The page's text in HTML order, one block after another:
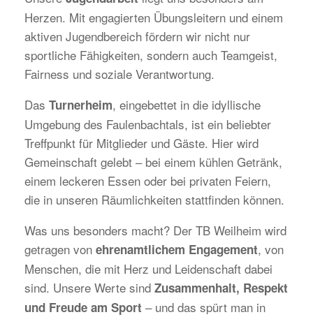
Herzen. Mit engagierten Übungsleitern und einem
aktiven Jugendbereich fördern wir nicht nur
sportliche Fähigkeiten, sondern auch Teamgeist,
Fairness und soziale Verantwortung.
Das Turnerheim, eingebettet in die idyllische
Umgebung des Faulenbachtals, ist ein beliebter
Treffpunkt für Mitglieder und Gäste. Hier wird
Gemeinschaft gelebt – bei einem kühlen Getränk,
einem leckeren Essen oder bei privaten Feiern,
die in unseren Räumlichkeiten stattfinden können.
Was uns besonders macht? Der TB Weilheim wird
getragen von ehrenamtlichem Engagement, von
Menschen, die mit Herz und Leidenschaft dabei
sind. Unsere Werte sind Zusammenhalt, Respekt
und Freude am Sport – und das spürt man in